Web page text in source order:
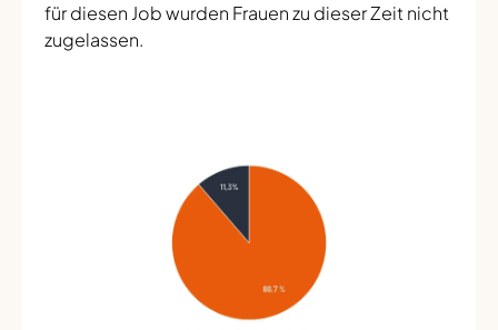
für diesen Job wurden Frauen zu dieser Zeit nicht
zugelassen.